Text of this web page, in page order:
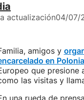
actualización04/07/
amigos y
en Polonia
que presione
las visitas y
una rueda de